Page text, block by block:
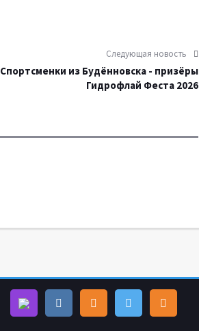
Следующая новость
Спортсменки из Будённовска - призёры
Гидрофлай Феста 2026